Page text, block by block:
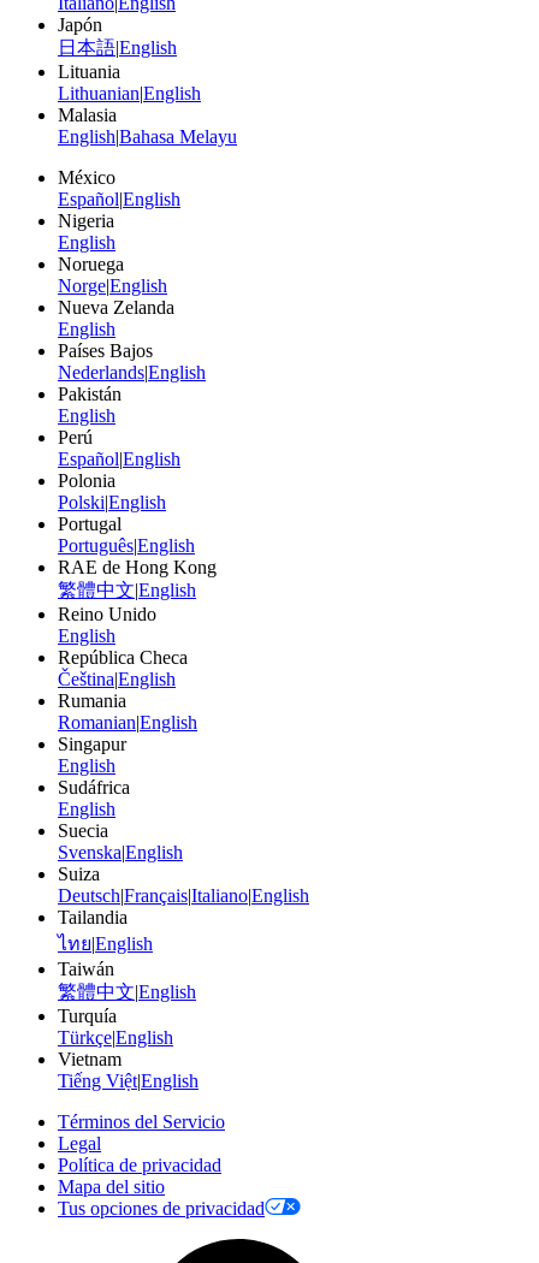
Japón
日本語|English
Lituania
Lithuanian|English
Malasia
English|Bahasa Melayu
México
Español|English
Nigeria
English
Noruega
Norge|English
Nueva Zelanda
English
Países Bajos
Nederlands|English
Pakistán
English
Perú
Español|English
Polonia
Polski|English
Portugal
Português|English
RAE de Hong Kong
繁體中文|English
Reino Unido
English
República Checa
Čeština|English
Rumania
Romanian|English
Singapur
English
Sudáfrica
English
Suecia
Svenska|English
Suiza
Deutsch|Français|Italiano|English
Tailandia
ไทย|English
Taiwán
繁體中文|English
Turquía
Türkçe|English
Vietnam
Tiếng Việt|English
Términos del Servicio
Legal
Política de privacidad
Mapa del sitio
Tus opciones de privacidad